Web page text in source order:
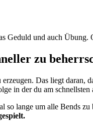
Geduld und auch
zu
Das liegt
in der du am schnellsten
lange um alle Bends